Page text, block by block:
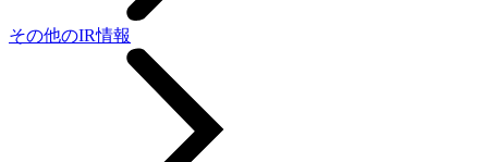
その他のIR情報